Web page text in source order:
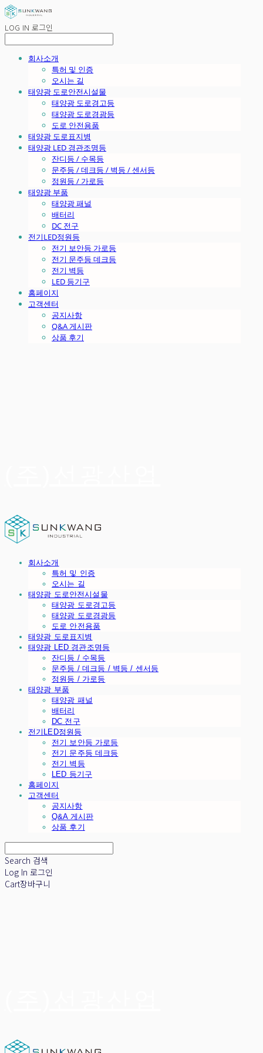
LOG IN 로그인
회사소개
특허 및 인증
오시는 길
태양광 도로안전시설물
태양광 도로경고등
태양광 도로경광등
도로 안전용품
태양광 도로표지병
태양광 LED 경관조명등
잔디등 / 수목등
문주등 / 데크등 / 벽등 / 센서등
정원등 / 가로등
태양광 부품
태양광 패널
배터리
DC 전구
전기LED정원등
전기 보안등 가로등
전기 문주등 데크등
전기 벽등
LED 등기구
홈페이지
고객센터
공지사항
Q&A 게시판
상품 후기
회사소개
특허 및 인증
오시는 길
태양광 도로안전시설물
태양광 도로경고등
태양광 도로경광등
도로 안전용품
태양광 도로표지병
태양광 LED 경관조명등
잔디등 / 수목등
문주등 / 데크등 / 벽등 / 센서등
정원등 / 가로등
태양광 부품
태양광 패널
배터리
DC 전구
전기LED정원등
전기 보안등 가로등
전기 문주등 데크등
전기 벽등
LED 등기구
홈페이지
고객센터
공지사항
Q&A 게시판
상품 후기
Search 검색
Log In 로그인
Cart장바구니